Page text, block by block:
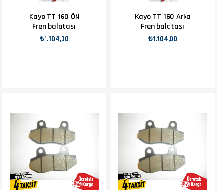
Kayo TT 160 ÖN
Fren balatası
₺1.104,00
Kayo TT 160 Arka
Fren balatası
₺1.104,00